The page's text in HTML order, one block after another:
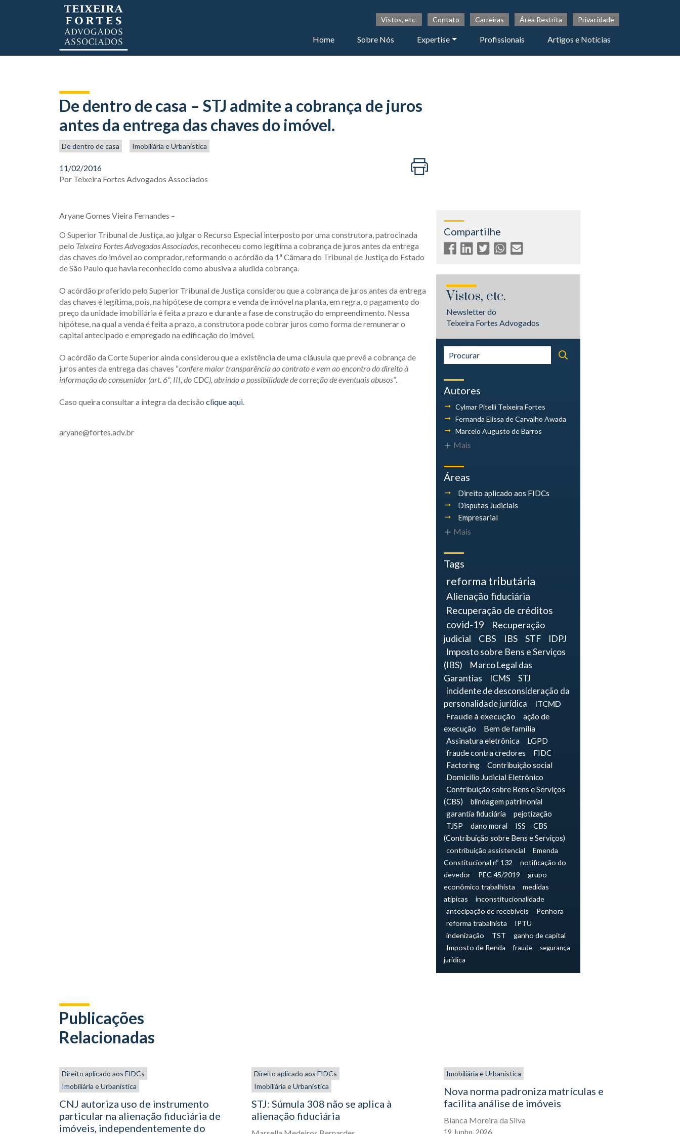
Vistos, etc. Contato Carreiras Área Restrita Privacidade
Home Sobre Nós Expertise Profissionais Artigos e Notícias
De dentro de casa – STJ admite a cobrança de juros
antes da entrega das chaves do imóvel.
De dentro de casa Imobiliária e Urbanística
11/02/2016
Por Teixeira Fortes Advogados Associados
Aryane Gomes Vieira Fernandes –
O Superior Tribunal de Justiça, ao julgar o Recurso Especial interposto por uma construtora, patrocinada
pelo Teixeira Fortes Advogados Associados, reconheceu como legítima a cobrança de juros antes da entrega
das chaves do imóvel ao comprador, reformando o acórdão da 1ª Câmara do Tribunal de Justiça do Estado
de São Paulo que havia reconhecido como abusiva a aludida cobrança.
O acórdão proferido pelo Superior Tribunal de Justiça considerou que a cobrança de juros antes da entrega
das chaves é legítima, pois, na hipótese de compra e venda de imóvel na planta, em regra, o pagamento do
preço da unidade imobiliária é feita a prazo e durante a fase de construção do empreendimento. Nessa
hipótese, na qual a venda é feita a prazo, a construtora pode cobrar juros como forma de remunerar o
capital antecipado e empregado na edificação do imóvel.
O acórdão da Corte Superior ainda considerou que a existência de uma cláusula que prevê a cobrança de
juros antes da entrega das chaves “conferemaior transparência ao contrato e vem ao encontro do direito à
informaçãodo consumidor (art. 6º, III, do CDC), abrindo a possibilidade de correçãode eventuais abusos”.
Caso queira consultar a íntegra da decisão clique aqui.
aryane@fortes.adv.br
Compartilhe
Vistos, etc.
Newsletter do
Teixeira Fortes Advogados
Autores
Cylmar Pitelli Teixeira Fortes
Fernanda Elissa de Carvalho Awada
Marcelo Augusto de Barros
Mais
Áreas
Direito aplicado aos FIDCs
Disputas Judiciais
Empresarial
Mais
Tags
reforma tributária
Alienação fiduciária
Recuperação de créditos
covid-19
Recuperação
judicial
CBS IBS STF
IDPJ
Imposto sobre Bens e Serviços
(IBS)
Marco Legal das
Garantias
ICMS
STJ
incidente de desconsideração da
personalidade jurídica
ITCMD
Fraude à execução
ação de
execução
Bem de família
Assinatura eletrônica
LGPD
fraude contra credores
FIDC
Factoring
Contribuição social
Domicílio Judicial Eletrônico
Contribuição sobre Bens e Serviços
(CBS)
blindagem patrimonial
garantia fiduciária
pejotização
TJSP
dano moral ISS
CBS
(Contribuição sobre Bens e Serviços)
contribuição assistencial
Emenda
Constitucional nº 132
notificação do
devedor
PEC 45/2019
grupo
econômico trabalhista
medidas
atípicas
inconstitucionalidade
antecipação de recebíveis
Penhora
reforma trabalhista
IPTU
indenização
TST
ganho de capital
Imposto de Renda
fraude
segurança
jurídica
Publicações
Relacionadas
Direito aplicado aos FIDCs
Imobiliária e Urbanística
CNJ autoriza uso de instrumento
particular na alienação fiduciária de
imóveis, independentemente do
Direito aplicado aos FIDCs
Imobiliária e Urbanística
STJ: Súmula 308 não se aplica à
alienação fiduciária
Imobiliária e Urbanística
Nova norma padroniza matrículas e
facilita análise de imóveis
Bianca Moreira da Silva
19 Junho, 2026